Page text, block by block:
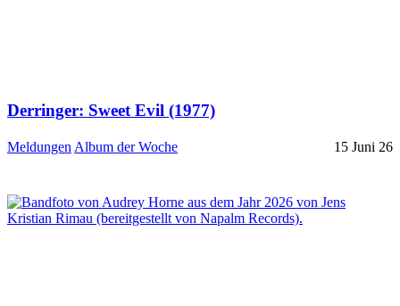
Derringer: Sweet Evil (1977)
Meldungen Album der Woche 15 Juni 26